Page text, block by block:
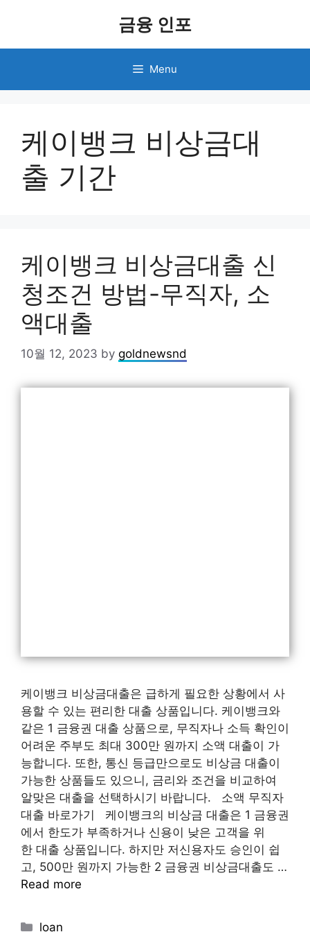
금융 인포
Menu
케이뱅크 비상금대
출 기간
케이뱅크 비상금대출 신
청조건 방법-무직자, 소
액대출
10월 12, 2023 by goldnewsnd
케이뱅크 비상금대출은 급하게 필요한 상황에서 사
용할 수 있는 편리한 대출 상품입니다. 케이뱅크와
같은 1 금융권 대출 상품으로, 무직자나 소득 확인이
어려운 주부도 최대 300만 원까지 소액 대출이 가
능합니다. 또한, 통신 등급만으로도 비상금 대출이
가능한 상품들도 있으니, 금리와 조건을 비교하여
알맞은 대출을 선택하시기 바랍니다. 소액 무직자
대출 바로가기 케이뱅크의 비상금 대출은 1 금융권
에서 한도가 부족하거나 신용이 낮은 고객을 위
한 대출 상품입니다. 하지만 저신용자도 승인이 쉽
고, 500만 원까지 가능한 2 금융권 비상금대출도 …
Read more
Categories
loan